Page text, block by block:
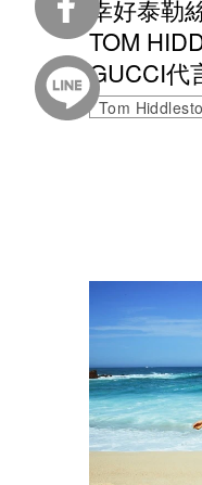
幸好泰勒
TOM
GUCCI代
Tom